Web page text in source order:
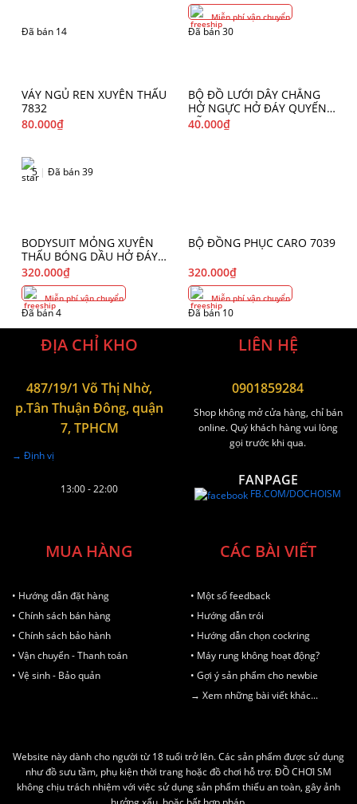
Đã bán 14
Miễn phí vận chuyển
Đã bán 30
VÁY NGỦ REN XUYÊN THẤU
7832
80.000₫
5 | Đã bán 39
BỘ ĐỒ LƯỚI DÂY CHẰNG
HỞ NGỰC HỞ ĐÁY QUYẾN
RŨ 7549
40.000₫
BODYSUIT MỎNG XUYÊN
THẤU BÓNG DẦU HỞ ĐÁY
6758
320.000₫
Miễn phí vận chuyển
Đã bán 4
BỘ ĐỒNG PHỤC CARO 7039
320.000₫
Miễn phí vận chuyển
Đã bán 10
ĐỊA CHỈ KHO
487/19/1 Võ Thị Nhờ,
p.Tân Thuận Đông, quận
7, TPHCM
→ Định vị
13:00 - 22:00
LIÊN HỆ
0901859284
Shop không mở cửa hàng, chỉ bán
online. Quý khách hàng vui lòng
gọi trước khi qua.
FANPAGE
FB.COM/DOCHOISM
MUA HÀNG
• Hướng dẫn đặt hàng
• Chính sách bán hàng
• Chính sách bảo hành
• Vận chuyển - Thanh toán
• Vệ sinh - Bảo quản
CÁC BÀI VIẾT
• Một số feedback
• Hướng dẫn trói
• Hướng dẫn chọn cockring
• Máy rung không hoạt động?
• Gợi ý sản phẩm cho newbie
→ Xem những bài viết khác...
Website này dành cho người từ 18 tuổi trở lên. Các sản phẩm được sử dụng
như đồ sưu tầm, phụ kiện thời trang hoặc đồ chơi hỗ trợ. ĐỒ CHƠI SM
không chịu trách nhiệm với việc sử dụng sản phẩm thiếu an toàn, gây ảnh